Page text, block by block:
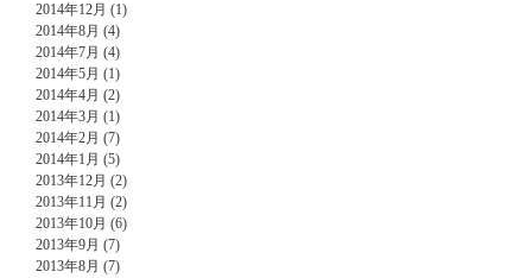
2014年12月 (1)
2014年8月 (4)
2014年7月 (4)
2014年5月 (1)
2014年4月 (2)
2014年3月 (1)
2014年2月 (7)
2014年1月 (5)
2013年12月 (2)
2013年11月 (2)
2013年10月 (6)
2013年9月 (7)
2013年8月 (7)